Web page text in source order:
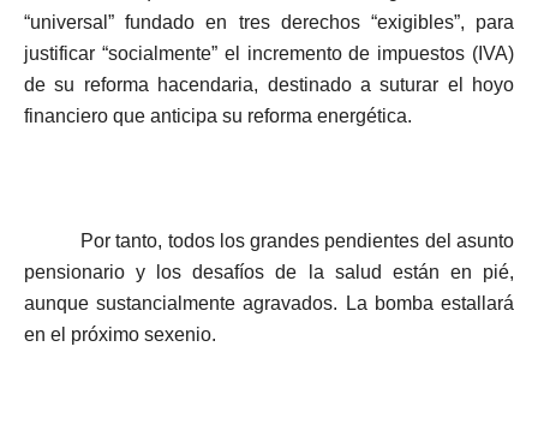
“universal” fundado en tres derechos “exigibles”, para
justificar “socialmente” el incremento de impuestos (IVA)
de su reforma hacendaria, destinado a suturar el hoyo
financiero que anticipa su reforma energética.
Por tanto, todos los grandes pendientes del asunto
pensionario y los desafíos de la salud están en pié,
aunque sustancialmente agravados. La bomba estallará
en el próximo sexenio.